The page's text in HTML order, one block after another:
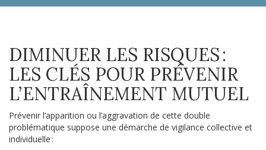
DIMINUER LES RISQUES :
LES CLÉS POUR PRÉVENIR
L’ENTRAÎNEMENT MUTUEL
Prévenir l’apparition ou l’aggravation de cette double
problématique suppose une démarche de vigilance collective et
individuelle :